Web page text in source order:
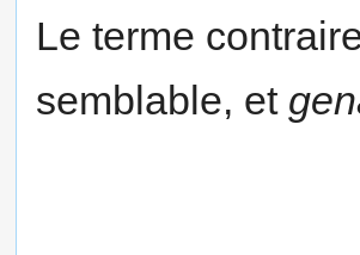
Le terme
semblable, et